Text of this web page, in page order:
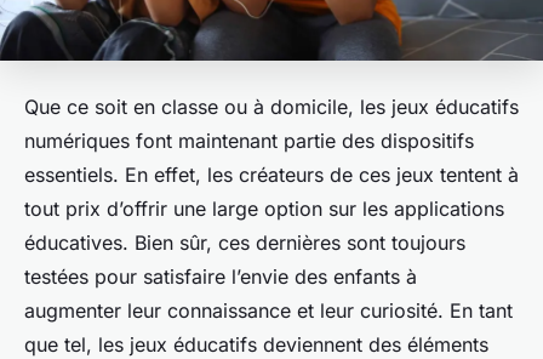
Que ce soit en classe ou à domicile, les jeux éducatifs
numériques font maintenant partie des dispositifs
essentiels. En effet, les créateurs de ces jeux tentent à
tout prix d’offrir une large option sur les applications
éducatives. Bien sûr, ces dernières sont toujours
testées pour satisfaire l’envie des enfants à
augmenter leur connaissance et leur curiosité. En tant
que tel, les jeux éducatifs deviennent des éléments